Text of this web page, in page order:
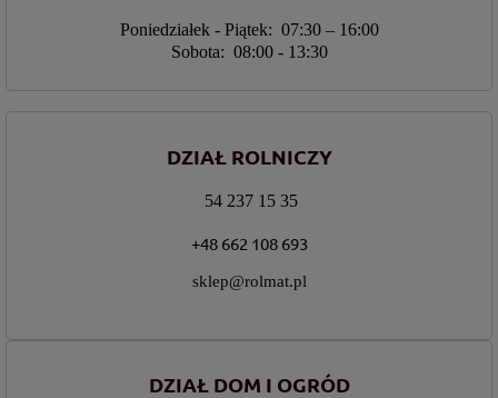
Poniedziałek - Piątek: 07:30 – 16:00
Sobota: 08:00 - 13:30
DZIAŁ ROLNICZY
54 237 15 35
+48 662 108 693
sklep@rolmat.pl
DZIAŁ DOM I OGRÓD